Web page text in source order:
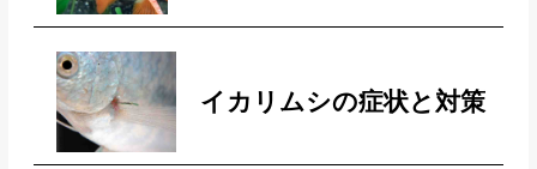
イカリムシの症状と対策